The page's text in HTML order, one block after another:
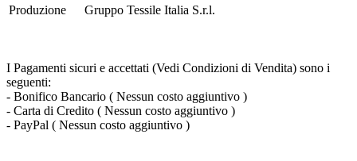
Produzione
Gruppo Tessile Italia S.r.l.
I Pagamenti sicuri e accettati (Vedi Condizioni di Vendita) sono i
seguenti:
- Bonifico Bancario ( Nessun costo aggiuntivo )
- Carta di Credito ( Nessun costo aggiuntivo )
- PayPal ( Nessun costo aggiuntivo )